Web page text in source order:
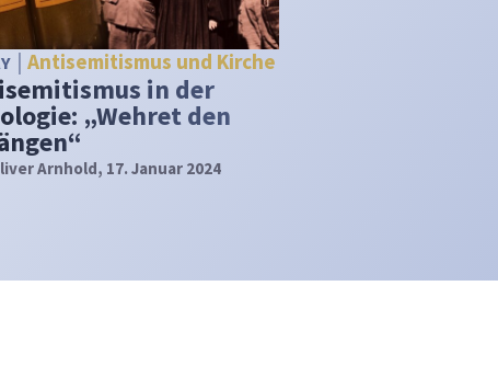
Antisemitismus und Kirche
in der
„Wehret den
Arnhold, 17. Januar 2024